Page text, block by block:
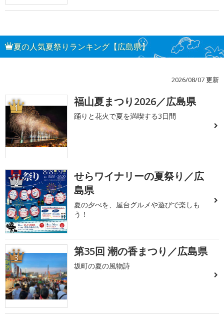
夏の人気夏祭りランキング【広島県】
2026/08/07 更新
1 福山夏まつり2026／広島県
踊りと花火で夏を満喫する3日間
2
せらワイナリーの夏祭り／広
島県
夏の夕べを、屋台グルメや遊びで楽しも
う！
3 第35回 潮の香まつり／広島県
坂町の夏の風物詩